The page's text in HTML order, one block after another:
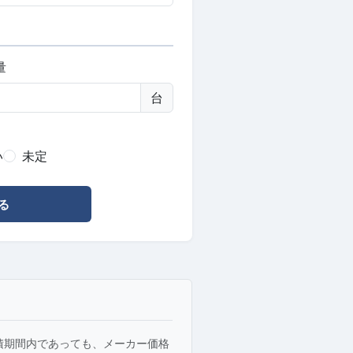
台
未定
間内であっても、メーカー価格